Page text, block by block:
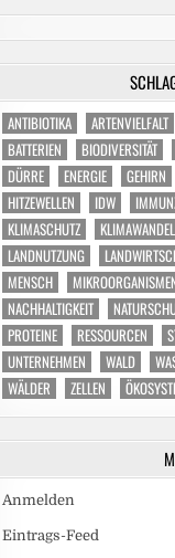
ANTIBIOTIKA ARTENVIELFALT
BATTERIEN
BIODIVERSITÄT
DÜRRE
ENERGIE GEHIRN
HITZEWELLEN
IDW
KLIMASCHUTZ
KLIMAWANDEL
LANDNUTZUNG
MENSCH
NACHHALTIGKEIT
PROTEINE
RESSOURCEN
UNTERNEHMEN
WALD
WÄLDER
ZELLEN
Anmelden
Eintrags-Feed